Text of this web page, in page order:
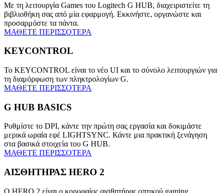
Με τη λειτουργία Games του Logitech G HUB, διαχειριστείτε τη
βιβλιοθήκη σας από μία εφαρμογή. Εκκινήστε, οργανώστε και
προσαρμόστε τα πάντα.
ΜΑΘΕΤΕ ΠΕΡΙΣΣΟΤΕΡΑ
KEYCONTROL
Το KEYCONTROL είναι το νέο UI και το σύνολο λειτουργιών για
τη διαμόρφωση των πληκτρολογίων G.
ΜΑΘΕΤΕ ΠΕΡΙΣΣΟΤΕΡΑ
G HUB BASICS
Ρυθμίστε το DPI, κάντε την πρώτη σας εργασία και δοκιμάστε
μερικά ωραία εφέ LIGHTSYNC. Κάντε μια πρακτική ξενάγηση
στα βασικά στοιχεία του G HUB.
ΜΑΘΕΤΕ ΠΕΡΙΣΣΟΤΕΡΑ
ΑΙΣΘΗΤΗΡΑΣ HERO 2
Ο HERO 2 είναι ο κορυφαίος αισθητήρας οπτικού gaming